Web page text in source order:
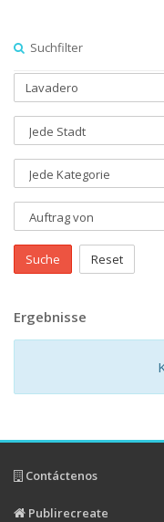
Suchfilter
Suche Reset
Ergebnisse
Contáctenos
Publirecreate